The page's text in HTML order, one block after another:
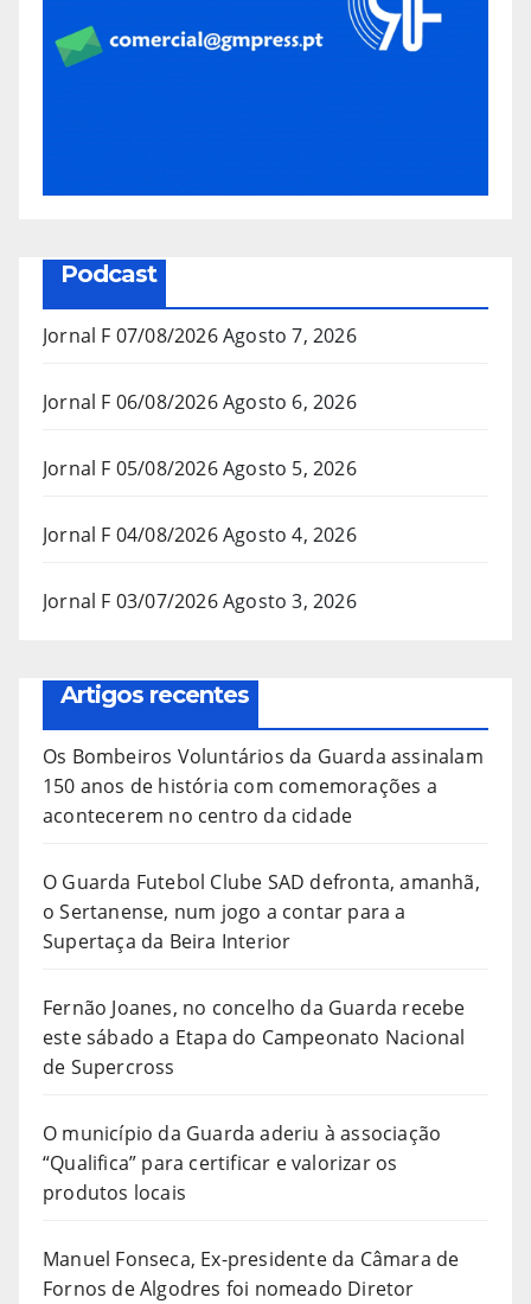
Podcast
Jornal F 07/08/2026Agosto 7, 2026
Jornal F 06/08/2026Agosto 6, 2026
Jornal F 05/08/2026Agosto 5, 2026
Jornal F 04/08/2026Agosto 4, 2026
Jornal F 03/07/2026Agosto 3, 2026
Artigos recentes
Os Bombeiros Voluntários da Guarda assinalam
150 anos de história com comemorações a
acontecerem no centro da cidade
O Guarda Futebol Clube SAD defronta, amanhã,
o Sertanense, num jogo a contar para a
Supertaça da Beira Interior
Fernão Joanes, no concelho da Guarda recebe
este sábado a Etapa do Campeonato Nacional
de Supercross
O município da Guarda aderiu à associação
“Qualifica” para certificar e valorizar os
produtos locais
Manuel Fonseca, Ex-presidente da Câmara de
Fornos de Algodres foi nomeado Diretor